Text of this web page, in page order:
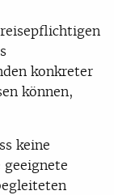
konkreter
können,
keine